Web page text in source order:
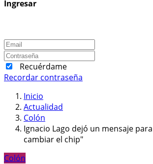
Ingresar
Recuérdame
Recordar contraseña
Inicio
Actualidad
Colón
Ignacio Lago dejó un mensaje
cambiar el chip"
Colón